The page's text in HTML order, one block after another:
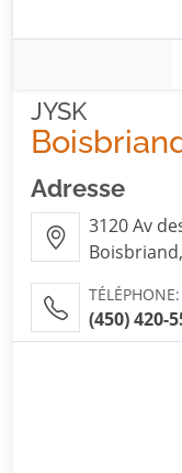
JYSK
Adresse
3120 Av
TÉLÉPHONE:
(450) 420-